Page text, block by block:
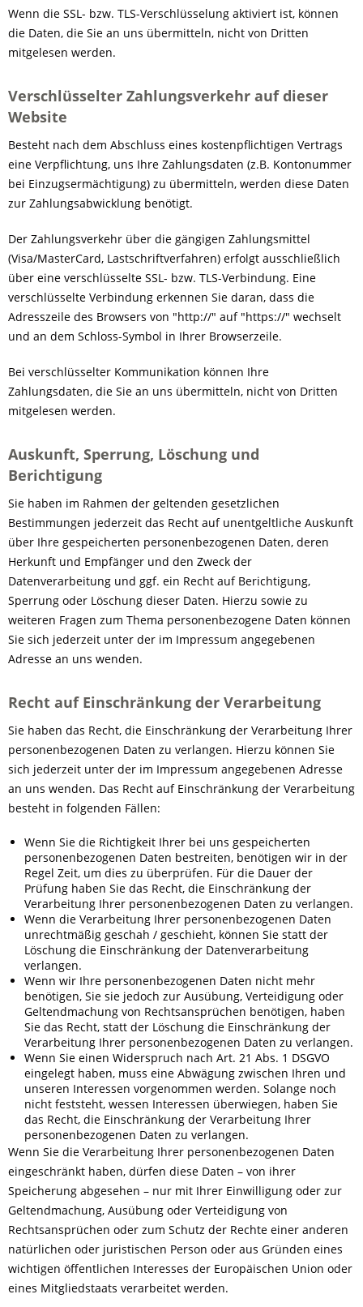
Wenn die SSL- bzw. TLS-Verschlüsselung aktiviert ist, können
die Daten, die Sie an uns übermitteln, nicht von Dritten
mitgelesen werden.
Verschlüsselter Zahlungsverkehr auf dieser
Website
Besteht nach dem Abschluss eines kostenpflichtigen Vertrags
eine Verpflichtung, uns Ihre Zahlungsdaten (z.B. Kontonummer
bei Einzugsermächtigung) zu übermitteln, werden diese Daten
zur Zahlungsabwicklung benötigt.
Der Zahlungsverkehr über die gängigen Zahlungsmittel
(Visa/MasterCard, Lastschriftverfahren) erfolgt ausschließlich
über eine verschlüsselte SSL- bzw. TLS-Verbindung. Eine
verschlüsselte Verbindung erkennen Sie daran, dass die
Adresszeile des Browsers von "http://" auf "https://" wechselt
und an dem Schloss-Symbol in Ihrer Browserzeile.
Bei verschlüsselter Kommunikation können Ihre
Zahlungsdaten, die Sie an uns übermitteln, nicht von Dritten
mitgelesen werden.
Auskunft, Sperrung, Löschung und
Berichtigung
Sie haben im Rahmen der geltenden gesetzlichen
Bestimmungen jederzeit das Recht auf unentgeltliche Auskunft
über Ihre gespeicherten personenbezogenen Daten, deren
Herkunft und Empfänger und den Zweck der
Datenverarbeitung und ggf. ein Recht auf Berichtigung,
Sperrung oder Löschung dieser Daten. Hierzu sowie zu
weiteren Fragen zum Thema personenbezogene Daten können
Sie sich jederzeit unter der im Impressum angegebenen
Adresse an uns wenden.
Recht auf Einschränkung der Verarbeitung
Sie haben das Recht, die Einschränkung der Verarbeitung Ihrer
personenbezogenen Daten zu verlangen. Hierzu können Sie
sich jederzeit unter der im Impressum angegebenen Adresse
an uns wenden. Das Recht auf Einschränkung der Verarbeitung
besteht in folgenden Fällen:
Wenn Sie die Richtigkeit Ihrer bei uns gespeicherten
personenbezogenen Daten bestreiten, benötigen wir in der
Regel Zeit, um dies zu überprüfen. Für die Dauer der
Prüfung haben Sie das Recht, die Einschränkung der
Verarbeitung Ihrer personenbezogenen Daten zu verlangen.
Wenn die Verarbeitung Ihrer personenbezogenen Daten
unrechtmäßig geschah / geschieht, können Sie statt der
Löschung die Einschränkung der Datenverarbeitung
verlangen.
Wenn wir Ihre personenbezogenen Daten nicht mehr
benötigen, Sie sie jedoch zur Ausübung, Verteidigung oder
Geltendmachung von Rechtsansprüchen benötigen, haben
Sie das Recht, statt der Löschung die Einschränkung der
Verarbeitung Ihrer personenbezogenen Daten zu verlangen.
Wenn Sie einen Widerspruch nach Art. 21 Abs. 1 DSGVO
eingelegt haben, muss eine Abwägung zwischen Ihren und
unseren Interessen vorgenommen werden. Solange noch
nicht feststeht, wessen Interessen überwiegen, haben Sie
das Recht, die Einschränkung der Verarbeitung Ihrer
personenbezogenen Daten zu verlangen.
Wenn Sie die Verarbeitung Ihrer personenbezogenen Daten
eingeschränkt haben, dürfen diese Daten – von ihrer
Speicherung abgesehen – nur mit Ihrer Einwilligung oder zur
Geltendmachung, Ausübung oder Verteidigung von
Rechtsansprüchen oder zum Schutz der Rechte einer anderen
natürlichen oder juristischen Person oder aus Gründen eines
wichtigen öffentlichen Interesses der Europäischen Union oder
eines Mitgliedstaats verarbeitet werden.